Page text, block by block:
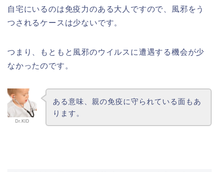
自宅にいるのは免疫力のある大人ですので、風邪をう
つされるケースは少ないです。
つまり、もともと風邪のウイルスに遭遇する機会が少
なかったのです。
Dr.KID
ある意味、親の免疫に守られている面もあ
ります。